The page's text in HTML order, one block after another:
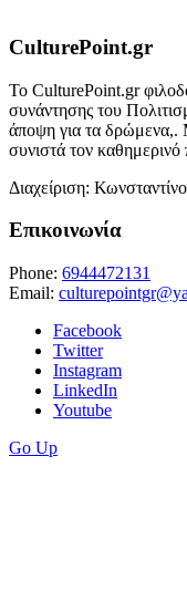
CulturePoint.gr
Το CulturePoint.gr
συνάντησης του
άποψη για τα δρώμενα,.
συνιστά τον καθημερινό
Διαχείριση:
Επικοινωνία
Phone: 6944472131
Email:
Facebook
Twitter
Instagram
LinkedIn
Youtube
Go Up